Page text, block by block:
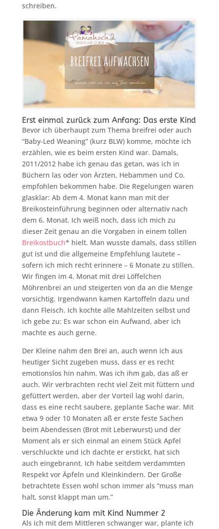
schreiben.
Erst einmal zurück zum Anfang: Das erste Kind
Bevor ich überhaupt zum Thema breifrei oder auch
“Baby-Led Weaning” (kurz BLW) komme, möchte ich
erzählen, wie es beim ersten Kind war. Damals,
2011/2012 habe ich genau das getan, was ich in
Büchern las oder von Ärzten, Hebammen und Co.
empfohlen bekommen habe. Die Regelungen waren
glasklar: Ab dem 4. Monat kann man mit der
Breikosteinführung beginnen oder alternativ nach
dem 6. Monat. Ich weiß noch, dass ich mich zu
dieser Zeit genau an die Vorgaben in einem tollen
Breikostbuch* hielt. Man wusste damals, dass stillen
gut ist und die allgemeine Empfehlung lautete –
sofern ich mich recht erinnere – 6 Monate zu stillen.
Wir fingen im 4. Monat mit drei Löffelchen
Möhrenbrei an und steigerten von da an die Menge
vorsichtig. Irgendwann kamen Kartoffeln dazu und
dann Fleisch. Ich kochte alle Mahlzeiten selbst und
ich gebe zu: Es war schon ein Aufwand, aber ich
machte es auch gerne.
Der Kleine nahm den Brei an, auch wenn ich aus
heutiger Sicht zugeben muss, dass er es recht
emotionslos hin nahm. Was ich ihm gab, das aß er
auch. Wir verbrachten recht viel Zeit mit füttern und
gefüttert werden, aber der Vorteil lag wohl darin,
dass es eine recht saubere, geplante Sache war. Mit
etwa 9 oder 10 Monaten aß er erste feste Sachen
beim Abendessen (Brot mit Leberwurst) und der
Moment als er sich einmal an einem Stück Apfel
verschluckte und ich dachte er erstickt, hat sich
auch eingebrannt. Ich habe seitdem verdammten
Respekt vor Äpfeln und Kleinkindern. Der Große
betrachtete Essen wohl schon immer als “muss man
halt, sonst klappt man um.”
Die Änderung kam mit Kind Nummer 2
Als ich mit dem Mittleren schwanger war, plante ich